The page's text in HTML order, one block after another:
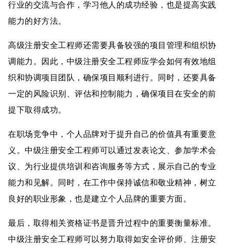
行业的交流与合作，学习他人的成功经验，也是提高实践
能力的好方法。
高级注册安全工程师还需要具备较强的项目管理和组织协
调能力。因此，中级注册安全工程师应学会如何有效地组
织和协调项目团队，确保项目顺利进行。同时，还要具备
一定的风险识别、评估和控制能力，确保项目在安全的前
提下取得成功。
在职场竞争中，个人品牌对于提升自己的价值具有重要意
义。中级注册安全工程师可以通过发表论文、参加学术会
议、为行业提供培训和咨询服务等方式，展示自己的专业
能力和见解。同时，在工作中保持诚信和敬业精神，树立
良好的职业形象，也是建立个人品牌的重要方面。
最后，取得相关资格证书是晋升过程中的重要衡量标准。
中级注册安全工程师可以努力取得如安全评价师、注册安